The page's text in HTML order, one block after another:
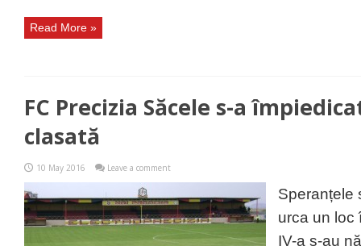
Read More »
FC Precizia Săcele s-a
clasată
10 May 2016 Leave a comment
Speranțele
urca un loc
IV-a s-au